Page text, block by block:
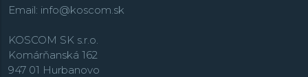
Email: info@koscom.sk
KOSCOM SK s.r.o.
Komárňanská 162
947 01 Hurbanovo